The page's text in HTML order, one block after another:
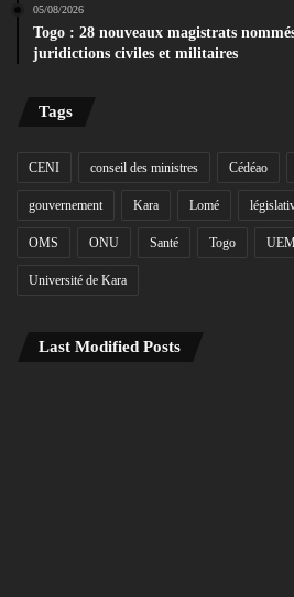
05/08/2026
Togo : 28 nouveaux magistrats
juridictions civiles et militaires
Tags
CENI conseil des ministres Cédéao
gouvernement Kara Lomé
OMS ONU Santé Togo
Université de Kara
Last Modified Posts